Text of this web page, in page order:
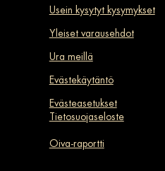
Usein kysytyt kysymykset
Yleiset varausehdot
Ura meillä
Evästekäytäntö
Evästeasetukset
Tietosuojaseloste
Oiva-raportti